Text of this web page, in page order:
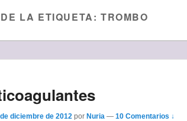
LA ETIQUETA:TROMBO
diciembre de 2012 por Nuria — 10 Comentarios ↓